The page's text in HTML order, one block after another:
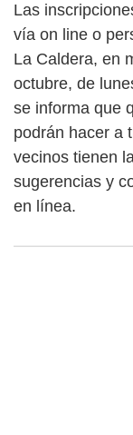
Las
vía on line o
La Caldera, en
octubre, de
se informa que
podrán hacer a
vecinos tienen
sugerencias y
en línea.